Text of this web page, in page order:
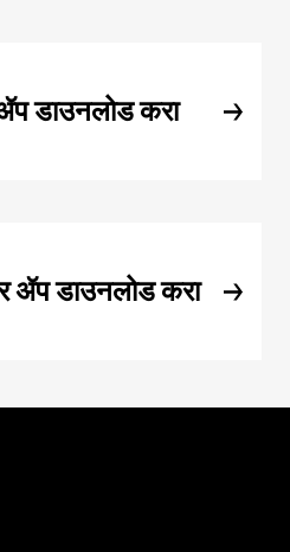
डाउनलोड करा
ॲप डाउनलोड करा